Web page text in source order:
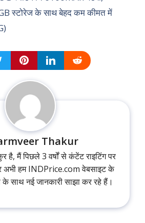
स्टोरेज के साथ बेहद कम कीमत में
Thakur
है, मैं पिछले 3 वर्षों से कंटेंट राइटिंग पर
अभी हम INDPrice.com वेबसाइट के
साथ नई जानकारी साझा कर रहे हैं।